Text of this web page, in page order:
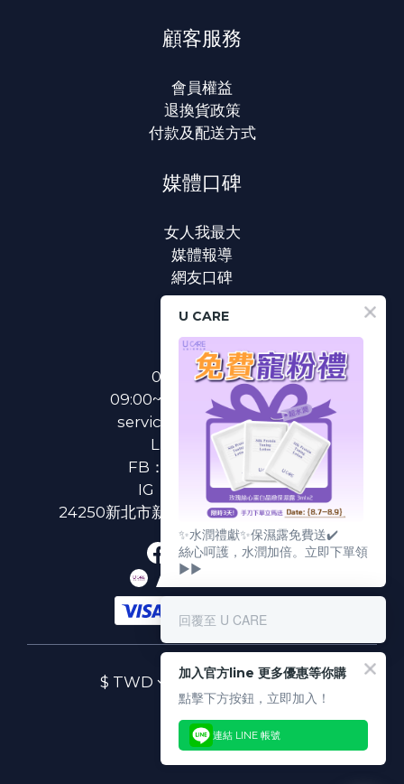
顧客服務
會員權益
退換貨政策
付款及配送方式
媒體口碑
女人我最大
媒體報導
網友口碑
聯絡我們
0800-233-233
09:00~18:00(國定假日除外)
service@u-care.com.tw
LINE：
@ucare
FB：
U CARE 美麗粉專
IG：
ucare.tw2002
24250新北市新莊區新北大道二段312號3樓
$ TWD 繁體中文
U CARE
✨水潤禮獻✨保濕露免費送✔️
絲心呵護，水潤加倍。立即下單領
▶▶
回覆至 U CARE
加入官方line 更多優惠等你購
點擊下方按鈕，立即加入！
連結 LINE 帳號